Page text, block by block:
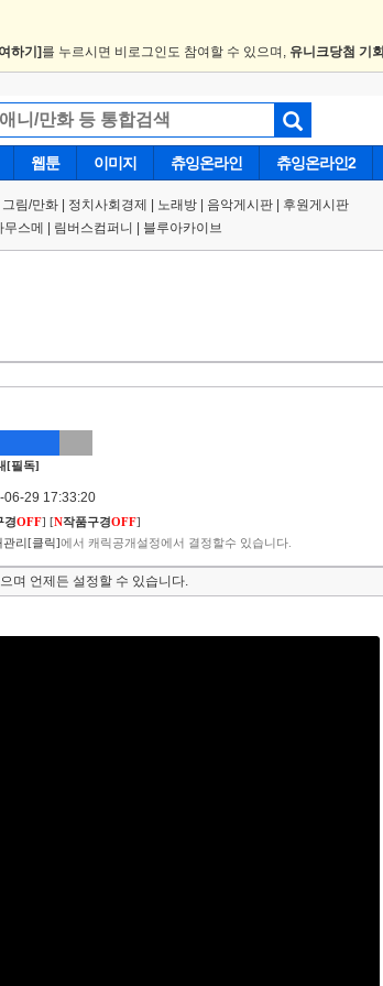
하기] 를 누르시면 비로그인도 참여할 수 있으며, 유니크당첨 기회
웹툰 이미지 츄잉온라인 츄잉온라인2
그림/만화 정치사회경제 노래방 음악게시판 후원게시판
무스메 림버스컴퍼니 블루아카이브
[필독]
06-29 17:33:20
경OFF] [N작품구경OFF]
관리[클릭]에서 캐릭공개설정에서 결정할수 있습니다.
며 언제든 설정할 수 있습니다.